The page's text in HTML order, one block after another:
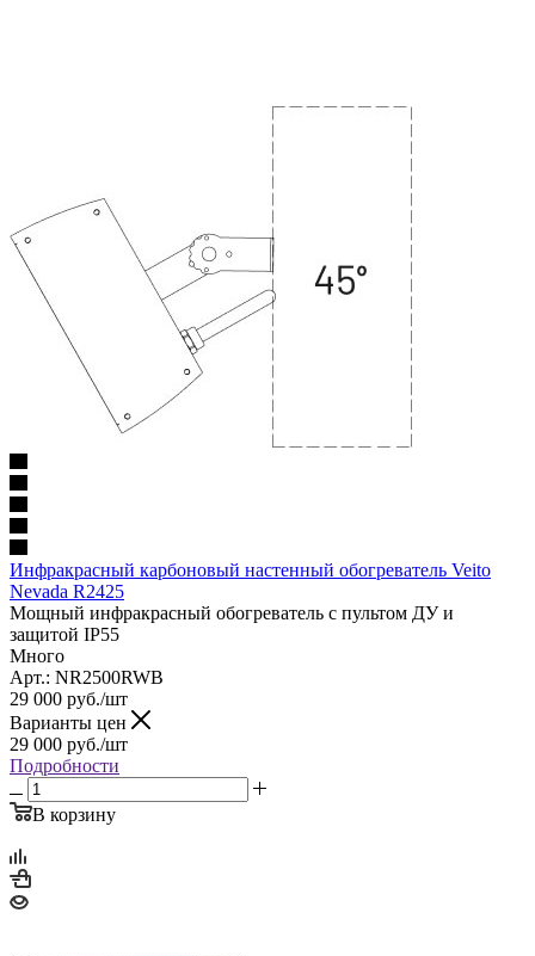
Инфракрасный карбоновый настенный обогреватель Veito
Nevada R2425
Мощный инфракрасный обогреватель с пультом ДУ и
защитой IP55
Много
Арт.: NR2500RWB
29 000 руб./шт
Варианты цен
29 000 руб./шт
Подробности
В корзину